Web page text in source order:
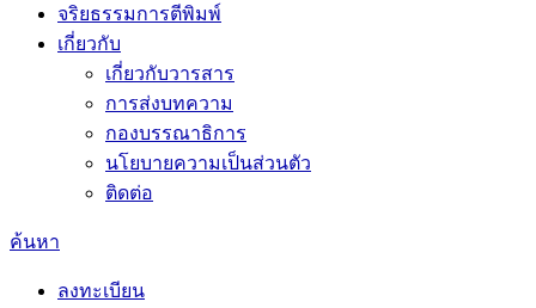
จริยธรรมการตีพิมพ์
เกี่ยวกับ
เกี่ยวกับวารสาร
การส่งบทความ
กองบรรณาธิการ
นโยบายความเป็นส่วนตัว
ติดต่อ
ค้นหา
ลงทะเบียน